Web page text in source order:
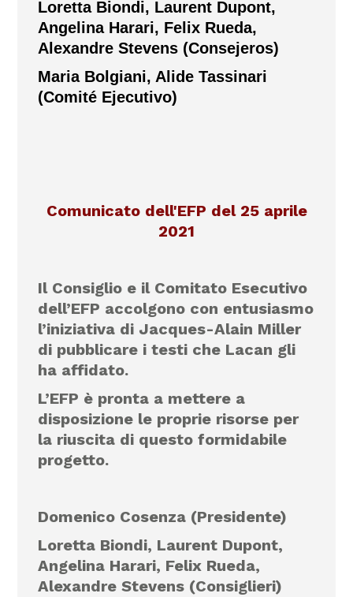
Loretta Biondi, Laurent Dupont,
Angelina Harari, Felix Rueda,
Alexandre Stevens (Consejeros)
Maria Bolgiani, Alide Tassinari
(Comité Ejecutivo)
Comunicato dell'EFP del 25 aprile
2021
Il Consiglio e il Comitato Esecutivo
dell’EFP accolgono con entusiasmo
l’iniziativa di Jacques-Alain Miller
di pubblicare i testi che Lacan gli
ha affidato.
L’EFP è pronta a mettere a
disposizione le proprie risorse per
la riuscita di questo formidabile
progetto.
Domenico Cosenza (Presidente)
Loretta Biondi, Laurent Dupont,
Angelina Harari, Felix Rueda,
Alexandre Stevens (Consiglieri)